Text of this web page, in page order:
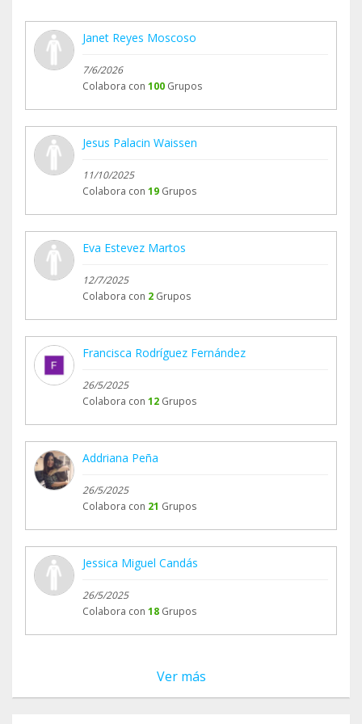
importe del Teaming llega a la cuenta de Los
Bigotes de Cleopatra.
Gracias por vuestro apoyo constante.
permite que personas como Lola no estén solas y
que decenas de gatos tengan garantizada su
comida diaria.
Janet Reyes Moscoso
7/6/2026
Colabora con 100 Grupos
Jesus Palacin Waissen
11/10/2025
Colabora con 19 Grupos
Eva Estevez Martos
12/7/2025
Colabora con 2 Grupos
Francisca Rodríguez Fernández
26/5/2025
Colabora con 12 Grupos
Addriana Peña
26/5/2025
Colabora con 21 Grupos
Jessica Miguel Candás
26/5/2025
Colabora con 18 Grupos
Ver más